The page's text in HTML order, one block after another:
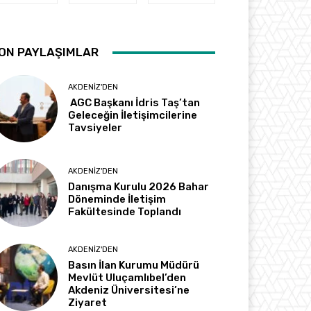
PAYLAŞIMLAR
AKDENIZ'DEN
AGC Başkanı İdris Taş’tan
Geleceğin İletişimcilerine
Tavsiyeler
AKDENIZ'DEN
Danışma Kurulu 2026 Bahar
Döneminde İletişim
Fakültesinde Toplandı
AKDENIZ'DEN
Basın İlan Kurumu Müdürü
Mevlüt Uluçamlıbel’den
Akdeniz Üniversitesi’ne
Ziyaret